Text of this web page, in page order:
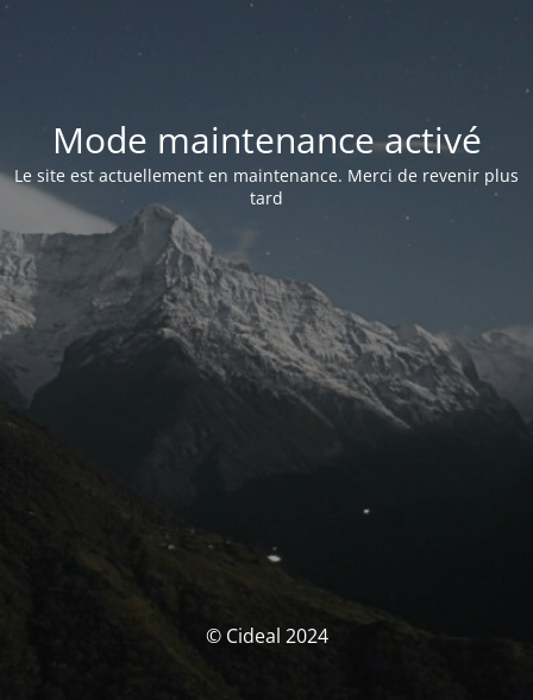
Mode maintenance activé
Le site est actuellement en maintenance. Merci de revenir plus
tard
© Cideal 2024